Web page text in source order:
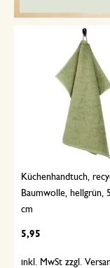
Küchenhandtuch,
Baumwolle, hellgrün,
cm
5,95
inkl. MwSt zzgl.